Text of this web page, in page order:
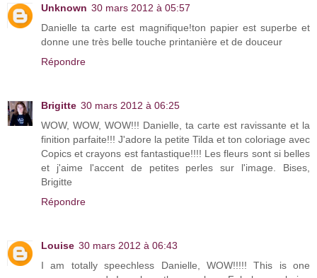
Unknown 30 mars 2012 à 05:57
Danielle ta carte est magnifique!ton papier est superbe et
donne une très belle touche printanière et de douceur
Répondre
Brigitte 30 mars 2012 à 06:25
WOW, WOW, WOW!!! Danielle, ta carte est ravissante et la
finition parfaite!!! J'adore la petite Tilda et ton coloriage avec
Copics et crayons est fantastique!!!! Les fleurs sont si belles
et j'aime l'accent de petites perles sur l'image. Bises,
Brigitte
Répondre
Louise 30 mars 2012 à 06:43
I am totally speechless Danielle, WOW!!!!! This is one